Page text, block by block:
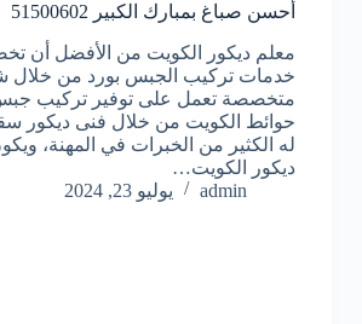
أحسن صباغ بمبارك الكبير 51500602
معلم ديكور الكويت من الأفضل أن
خدمات تركيب الجبس بورد من خلال
متخصصة تعمل على توفير تركيب
حوائط الكويت من خلال فنى ديكور
له الكثير من الخبرات في المهنة،
ديكور الكويت…
admin
يوليو 23, 2024